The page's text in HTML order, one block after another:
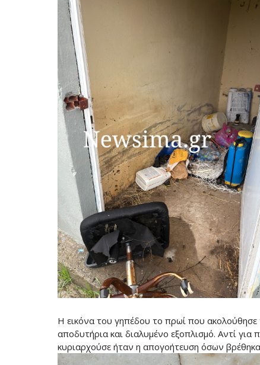
Η εικόνα του γηπέδου το πρωί που
αποδυτήρια και διαλυμένο εξοπλισμό. Αντί
κυριαρχούσε ήταν η απογοήτευση όσων